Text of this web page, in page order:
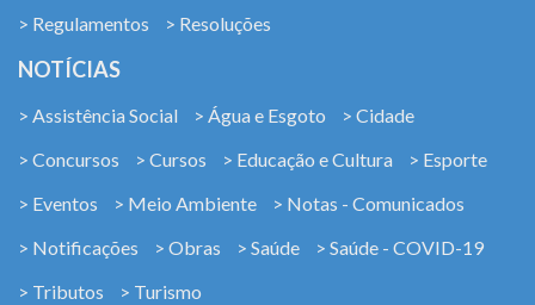
> Regulamentos
> Resoluções
NOTÍCIAS
> Assistência Social > Água e Esgoto
> Cidade
> Concursos
> Cursos > Educação e Cultura
> Esporte
> Eventos
> Meio Ambiente
> Notas - Comunicados
> Notificações
> Obras > Saúde
> Saúde - COVID-19
> Tributos
> Turismo